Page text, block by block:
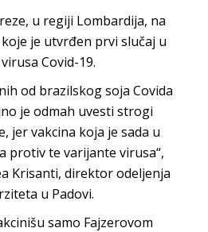
u regiji Lombardija, na
je utvrđen prvi slučaj u
Covid-19.
od brazilskog soja Covida
je odmah uvesti strogi
jer vakcina koja je sada u
protiv te varijante virusa“,
Krisanti, direktor odeljenja
u Padovi.
samo Fajzerovom